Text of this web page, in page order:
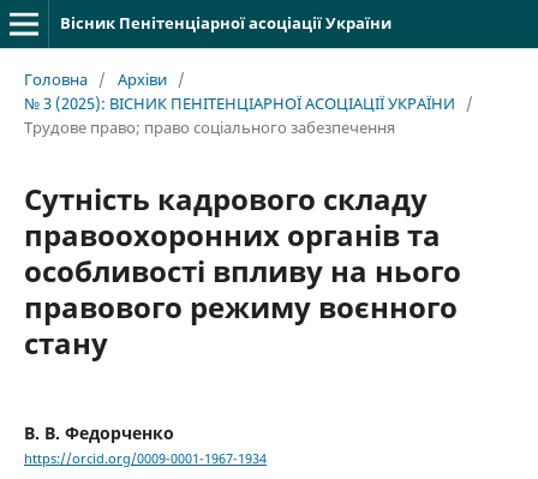
Вісник Пенітенціарної асоціації України
Головна / Архіви /
№ 3 (2025): ВІСНИК ПЕНІТЕНЦІАРНОЇ АСОЦІАЦІЇ УКРАЇНИ
/
Трудове право; право соціального забезпечення
Сутність кадрового складу
правоохоронних органів та
особливості впливу на нього
правового режиму воєнного
стану
В. В. Федорченко
https://orcid.org/0009-0001-1967-1934